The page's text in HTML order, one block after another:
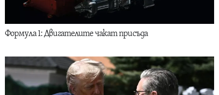
Формула 1: Двигателите чакат присъда